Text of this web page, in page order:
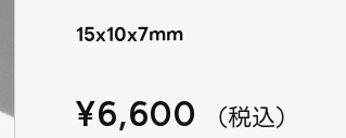
15x10x7mm
¥6,600 （税込）